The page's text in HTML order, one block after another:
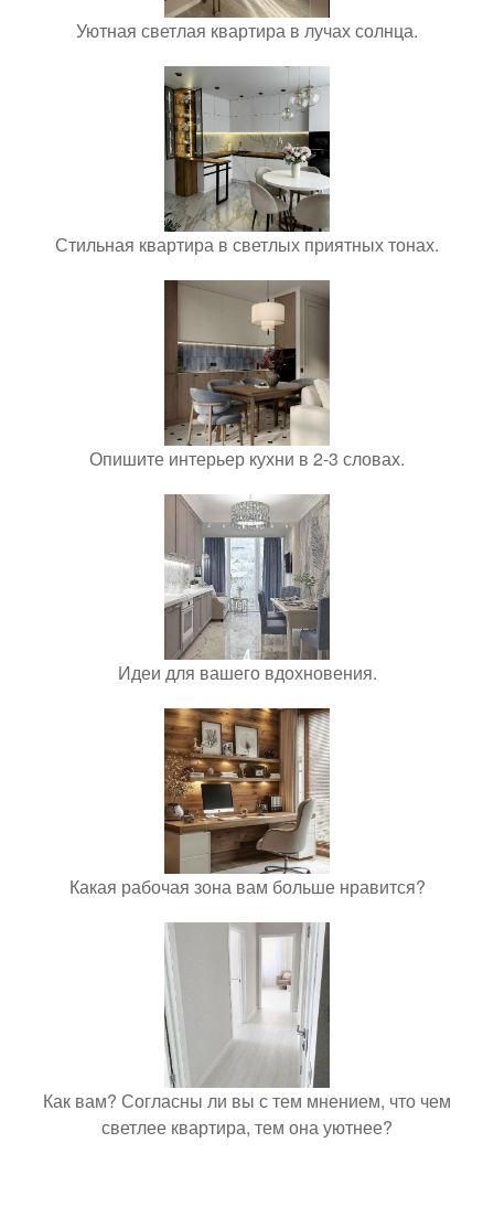
Уютная светлая квартира в лучах солнца.
Стильная квартира в светлых приятных тонах.
Опишите интерьер кухни в 2-3 словах.
Идеи для вашего вдохновения.
Какая рабочая зона вам больше нравится?
Как вам? Согласны ли вы с тем мнением, что чем
светлее квартира, тем она уютнее?